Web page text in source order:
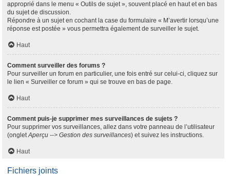
approprié dans le menu « Outils de sujet », souvent placé en haut et en bas
du sujet de discussion.
Répondre à un sujet en cochant la case du formulaire « M’avertir lorsqu’une
réponse est postée » vous permettra également de surveiller le sujet.
Haut
Comment surveiller des forums ?
Pour surveiller un forum en particulier, une fois entré sur celui-ci, cliquez sur
le lien « Surveiller ce forum » qui se trouve en bas de page.
Haut
Comment puis-je supprimer mes surveillances de sujets ?
Pour supprimer vos surveillances, allez dans votre panneau de l’utilisateur
(ongletAperçu --> Gestion des surveillances) et suivez les instructions.
Haut
Fichiers joints